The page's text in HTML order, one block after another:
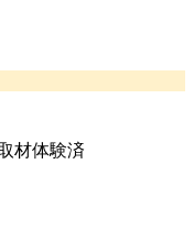
材体験済